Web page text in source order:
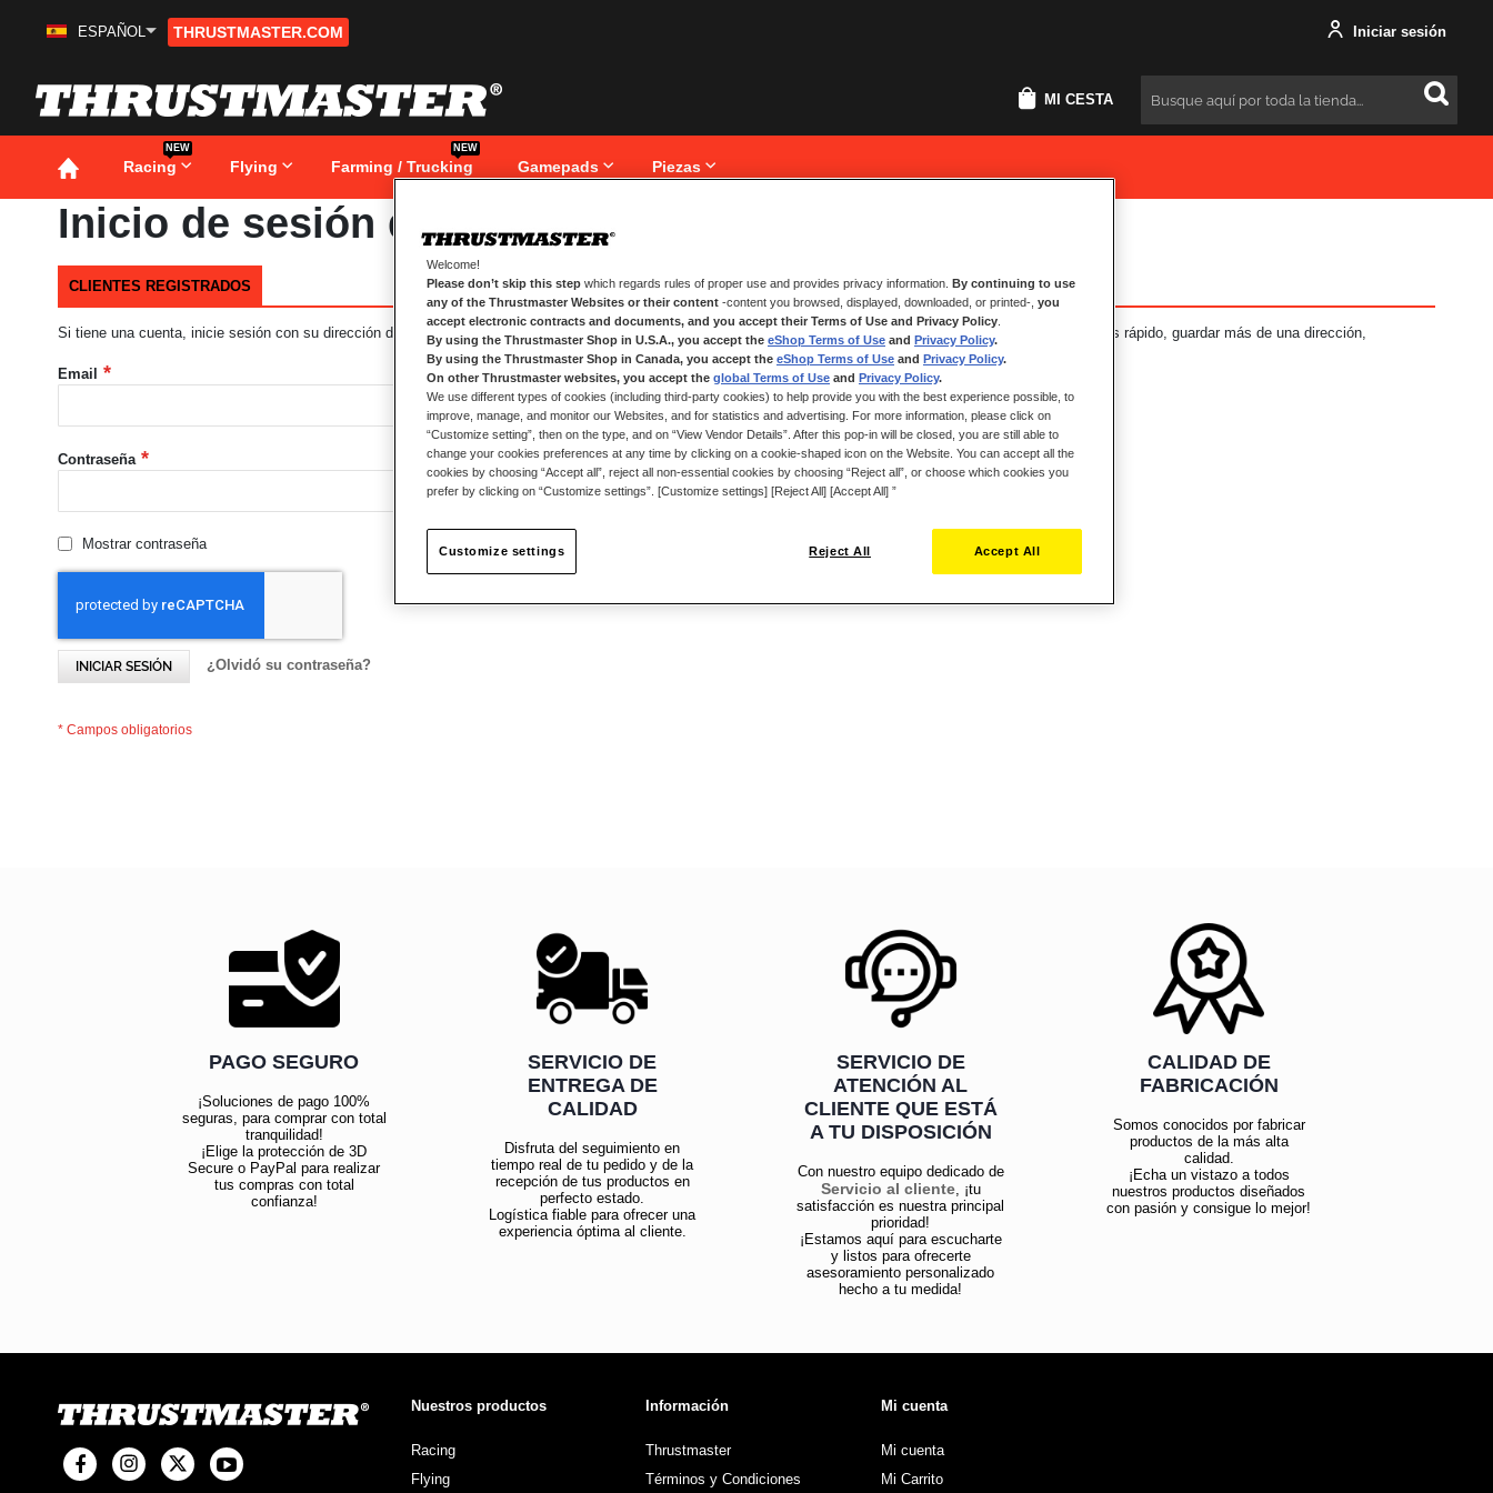
ESPAÑOL THRUSTMASTER.COM Iniciar sesión
MI CESTA Buscar
Racing
NEW
Flying Farming / Trucking
NEW
Gamepads Piezas
Inicio de sesión de cliente
CLIENTES REGISTRADOS
Si tiene una cuenta, inicie sesión con su dirección de correo electrónico.
Email
Contraseña
Mostrar contraseña
INICIAR SESIÓN ¿Olvidó su contraseña?
NUEVOS CLIENTES
Crear una cuenta tiene muchos beneficios: Pago más rápido, guardar más de una dirección,
seguimiento de pedidos y mucho más.
CREAR UNA CUENTA
PAGO SEGURO
¡Soluciones de pago 100%
seguras, para comprar con total
tranquilidad!
¡Elige la protección de 3D
Secure o PayPal para realizar
tus compras con total
confianza!
SERVICIO DE
ENTREGA DE
CALIDAD
Disfruta del seguimiento en
tiempo real de tu pedido y de la
recepción de tus productos en
perfecto estado.
Logística fiable para ofrecer una
experiencia óptima al cliente.
SERVICIO DE
ATENCIÓN AL
CLIENTE QUE ESTÁ
A TU DISPOSICIÓN
Con nuestro equipo dedicado de
Servicio al cliente, ¡tu
satisfacción es nuestra principal
prioridad!
¡Estamos aquí para escucharte
y listos para ofrecerte
asesoramiento personalizado
hecho a tu medida!
CALIDAD DE
FABRICACIÓN
Somos conocidos por fabricar
productos de la más alta
calidad.
¡Echa un vistazo a todos
nuestros productos diseñados
con pasión y consigue lo mejor!
Nuestros productos
Racing
Flying
Información
Thrustmaster
Términos y Condiciones
Mi cuenta
Mi cuenta
Mi Carrito
Welcome!
Please don’t skip this step which regards rules of proper use and provides privacy information. By continuing to use
any of the Thrustmaster Websites or their content -content you browsed, displayed, downloaded, or printed-, you
accept electronic contracts and documents, and you accept their Terms of Use and Privacy Policy
By using the Thrustmaster Shop in U.S.A., you accept the eShop Terms of Use and Privacy Policy.
By using the Thrustmaster Shop in Canada, you accept the eShop Terms of Use and Privacy Policy.
On other Thrustmaster websites, you accept the global Terms of Use and Privacy Policy.
We use different types of cookies (including third-party cookies) to help provide you with the best experience possible, to
improve, manage, and monitor our Websites, and for statistics and advertising. For more information, please click on
“Customize setting”, then on the type, and on “View Vendor Details”. After this pop-in will be closed, you are still able to
change your cookies preferences at any time by clicking on a cookie-shaped icon on the Website. You can accept all the
cookies by choosing “Accept all”, reject all non-essential cookies by choosing “Reject all”, or choose which cookies you
prefer by clicking on “Customize settings”. [Customize settings] [Reject All] [Accept All] ”
Reject All Accept All
Customize settings